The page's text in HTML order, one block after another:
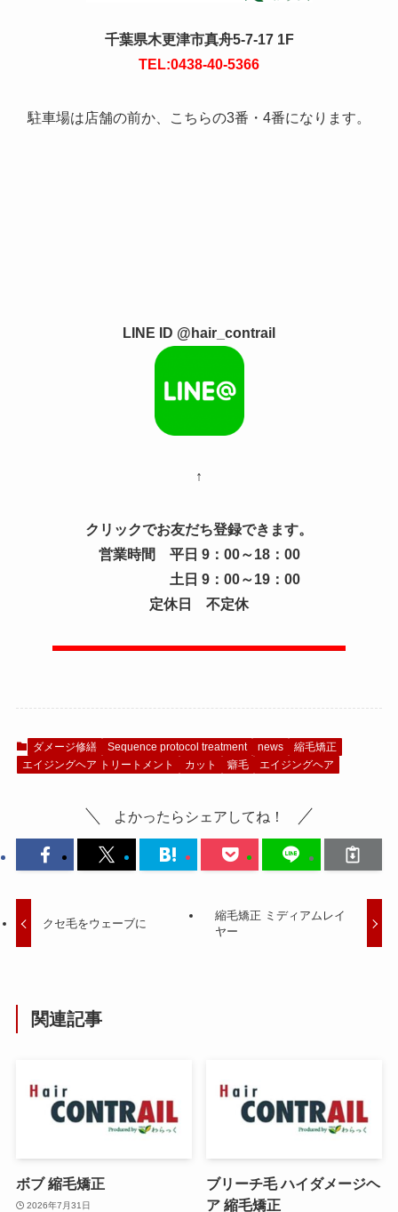
千葉県木更津市真舟5-7-17 1F
TEL:0438-40-5366
駐車場は店舗の前か、こちらの3番・4番になります。
LINE ID @hair_contrail
↑
クリックでお友だち登録できます。
営業時間 平日 9：00～18：00
土日 9：00～19：00
定休日 不定休
ダメージ修繕 Sequence protocol treatment news
縮毛矯正
エイジングヘア トリートメント
カット 癖毛 エイジングヘア
よかったらシェアしてね！
クセ毛をウェーブに
縮毛矯正 ミディアムレイ
ヤー
関連記事
ボブ 縮毛矯正
2026年7月31日
ブリーチ毛 ハイダメージヘ
ア 縮毛矯正